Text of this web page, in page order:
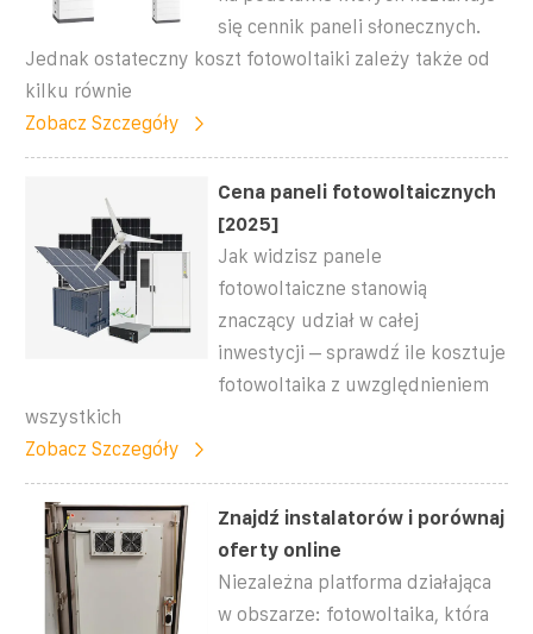
się cennik paneli słonecznych.
Jednak ostateczny koszt fotowoltaiki zależy także od
kilku równie
Zobacz Szczegóły
Cena paneli fotowoltaicznych
[2025]
Jak widzisz panele
fotowoltaiczne stanowią
znaczący udział w całej
inwestycji – sprawdź ile kosztuje
fotowoltaika z uwzględnieniem
wszystkich
Zobacz Szczegóły
Znajdź instalatorów i porównaj
oferty online
Niezależna platforma działająca
w obszarze: fotowoltaika, która